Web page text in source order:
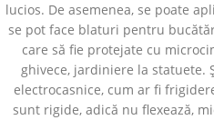
lucios. De asemenea, se poate
se pot face blaturi pentru
care să fie protejate cu
ghivece, jardiniere la statuete.
electrocasnice, cum ar fi
sunt rigide, adică nu flexează,